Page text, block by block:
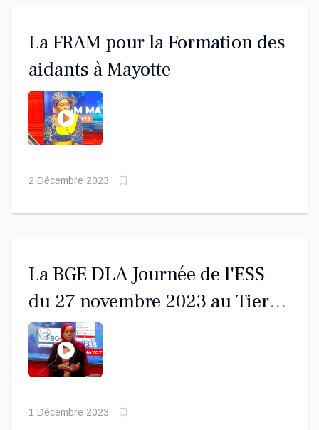
La FRAM pour la Formation des
aidants à Mayotte
2 Décembre 2023
La BGE DLA Journée de l'ESS
du 27 novembre 2023 au Tiers-
lieu ANGAYA
1 Décembre 2023